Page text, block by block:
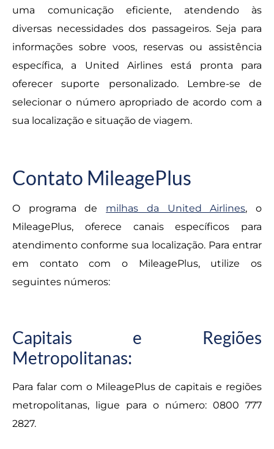
uma comunicação eficiente, atendendo às
diversas necessidades dos passageiros. Seja para
informações sobre voos, reservas ou assistência
específica, a United Airlines está pronta para
oferecer suporte personalizado. Lembre-se de
selecionar o número apropriado de acordo com a
sua localização e situação de viagem.
Contato MileagePlus
O programa de milhas da United Airlines, o
MileagePlus, oferece canais específicos para
atendimento conforme sua localização. Para entrar
em contato com o MileagePlus, utilize os
seguintes números:
Capitais e Regiões
Metropolitanas:
Para falar com o MileagePlus de capitais e regiões
metropolitanas, ligue para o número: 0800 777
2827.